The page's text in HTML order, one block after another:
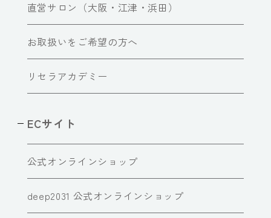
直営サロン（大阪・江津・浜田）
お取扱いをご希望の方へ
リセラアカデミー
ECサイト
公式オンラインショップ
deep2031 公式オンラインショップ